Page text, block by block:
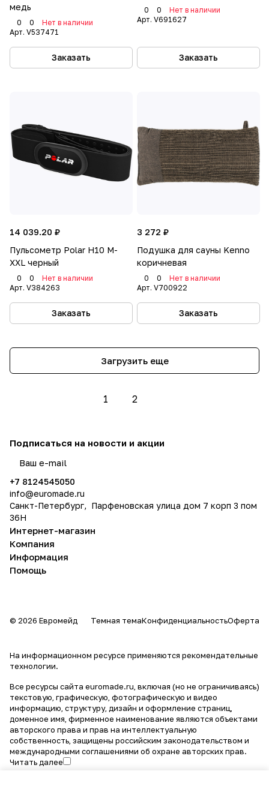
медь
0 0
Нет в наличии
Арт. V537471
Заказать
0 0
Нет в наличии
Арт. V691627
Заказать
14 039.20 ₽
Пульсометр Polar H10 M-
XXL черный
0 0
Нет в наличии
Арт. V384263
Заказать
3 272 ₽
Подушка для сауны Kenno
коричневая
0 0
Нет в наличии
Арт. V700922
Заказать
Загрузить еще
1 2
Подписаться на новости и акции
+7 8124545050
info@euromade.ru
Санкт-Петербург, Парфеновская улица дом 7 корп 3 пом
36Н
Интернет-магазин
Компания
Информация
Помощь
© 2026 Евромейд Темная темаКонфиденциальностьОферта
На информационном ресурсе применяются рекомендательные
технологии.
Все ресурсы сайта euromade.ru, включая (но не ограничиваясь)
текстовую, графическую, фотографическую и видео
информацию, структуру, дизайн и оформление страниц,
доменное имя, фирменное наименование являются объектами
авторского права и прав на интеллектуальную
собственность, защищены российским законодательством и
международными соглашениями об охране авторских прав.
Читать далее